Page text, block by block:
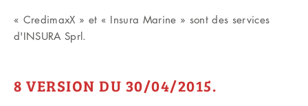
« CredimaxX » et « Insura Marine » sont des services
d'INSURA Sprl.
8 VERSION DU 30/04/2015.